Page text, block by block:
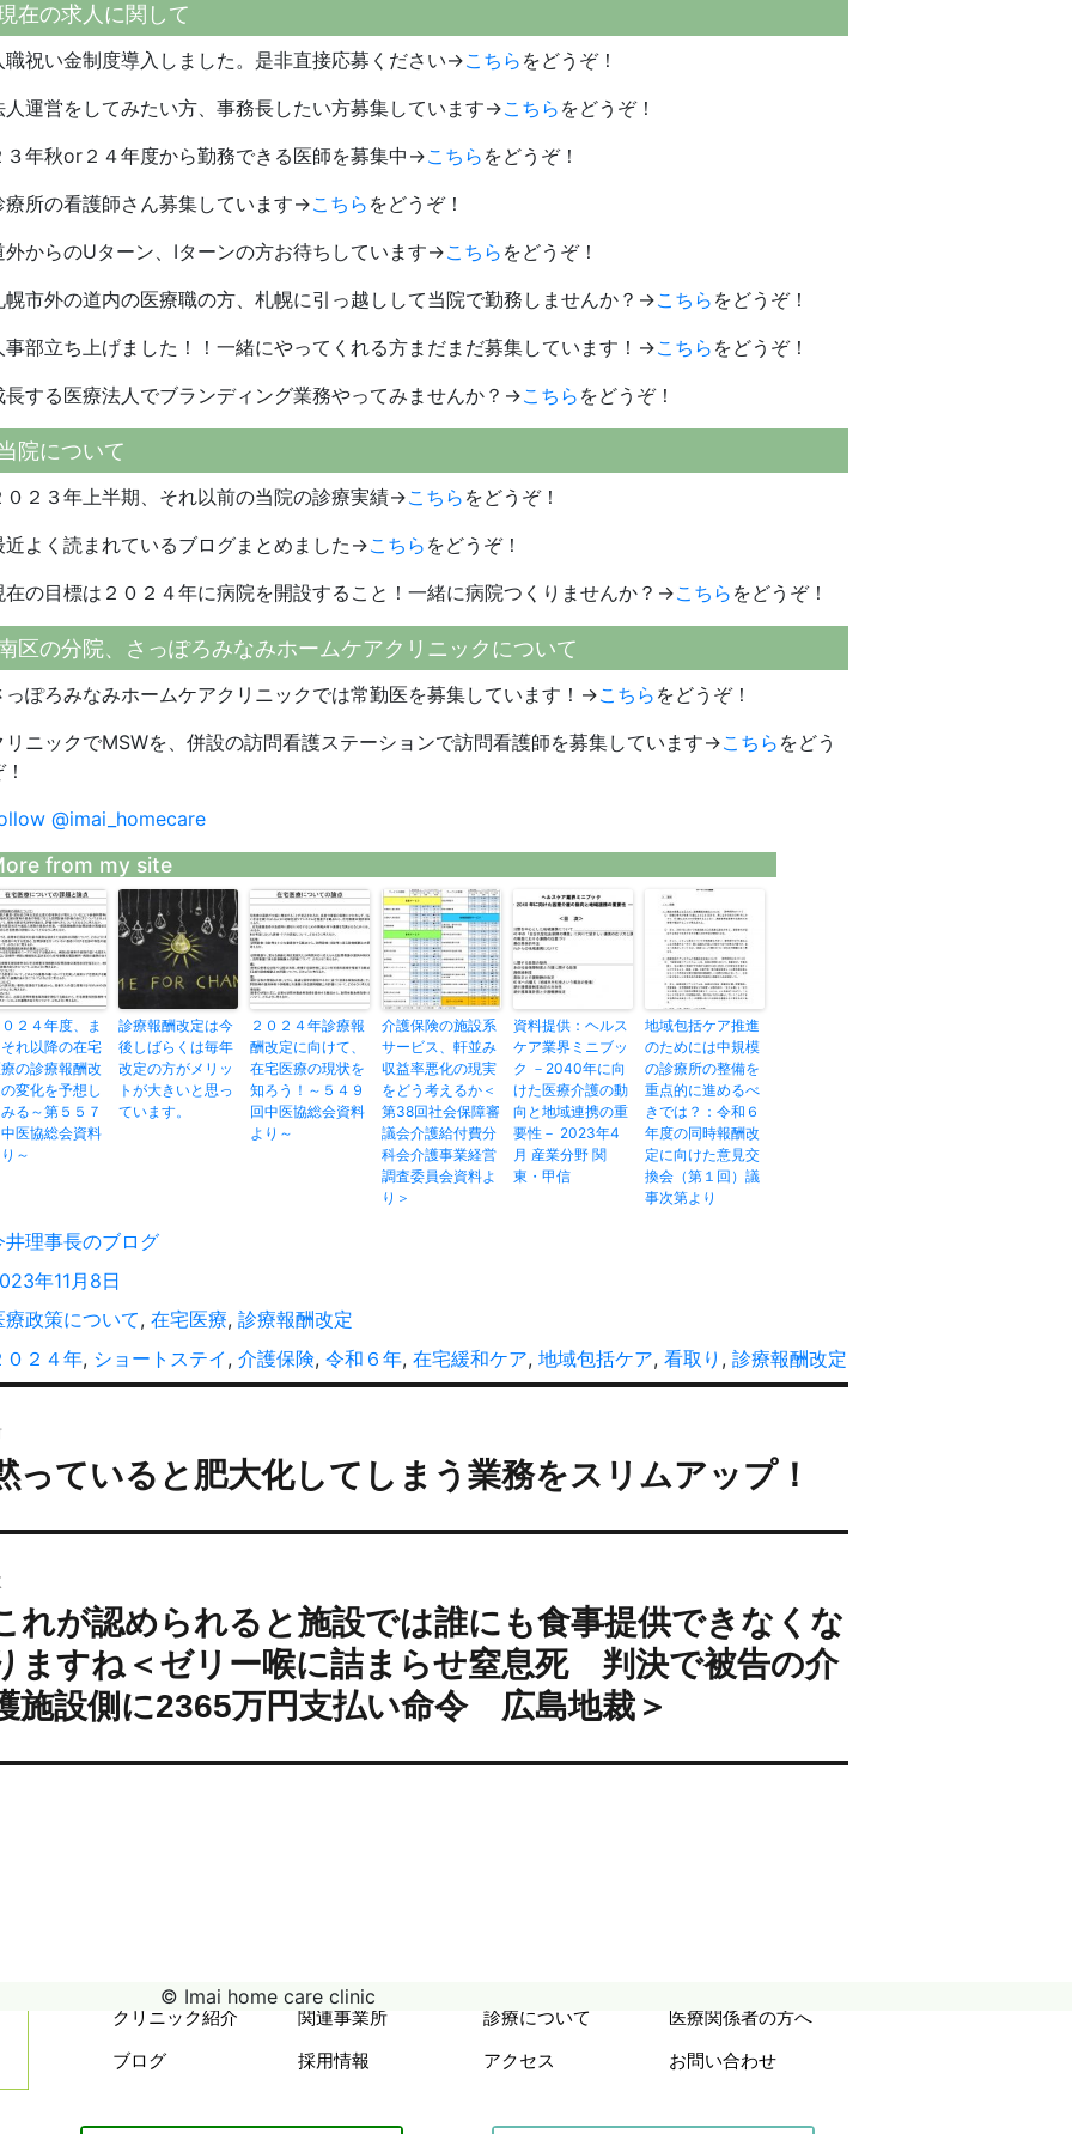
在の求人に関して
職祝い金制度導入しました。是非直接応募ください→こちら をどうぞ！
人運営をしてみたい方、事務長したい方募集しています→こちら をどうぞ！
３年秋or２４年度から勤務できる医師を募集中→こちら をどうぞ！
療所の看護師さん募集しています→こちら をどうぞ！
外からのUターン、Iターンの方お待ちしています→こちら をどうぞ！
幌市外の道内の医療職の方、札幌に引っ越しして当院で勤務しませんか？→こちら をどうぞ！
事部立ち上げました！！一緒にやってくれる方まだまだ募集しています！→こちら をどうぞ！
長する医療法人でブランディング業務やってみませんか？→こちら をどうぞ！
院について
０２３年上半期、それ以前の当院の診療実績→こちら をどうぞ！
近よく読まれているブログまとめました→こちら をどうぞ！
在の目標は２０２４年に病院を開設すること！一緒に病院つくりませんか？→こちら をどうぞ！
区の分院、さっぽろみなみホームケアクリニックについて
っぽろみなみホームケアクリニックでは常勤医を募集しています！→こちら をどうぞ！
リニックでMSWを、併設の訪問看護ステーションで訪問看護師を募集しています→こちら をどう
@imai_homecare
from my site
２４年度、ま
れ以降の在宅
の診療報酬改
変化を予想し
る～第５５７
医協総会資料
～
診療報酬改定は今
後しばらくは毎年
改定の方がメリッ
トが大きいと思っ
ています。
２０２４年診療報
酬改定に向けて、
在宅医療の現状を
知ろう！～５４９
回中医協総会資料
より～
介護保険の施設系
サービス、軒並み
収益率悪化の現実
をどう考えるか＜
第38回社会保障審
議会介護給付費分
科会介護事業経営
調査委員会資料よ
り＞
資料提供：ヘルス
ケア業界ミニブッ
ク －2040年に向
けた医療介護の動
向と地域連携の重
要性－ 2023年4
月 産業分野 関
東・甲信
地域包括ケア推進
のためには中規模
の診療所の整備を
重点的に進めるべ
きでは？：令和６
年度の同時報酬改
定に向けた意見交
換会（第１回）議
事次第より
井理事長のブログ
年11月8日
療政策について, 在宅医療, 診療報酬改定
０２４年, ショートステイ , 介護保険, 令和６年, 在宅緩和ケア, 地域包括ケア, 看取り , 診療報酬改定
っていると肥大化してしまう業務をスリムアップ！
:
れが認められると施設では誰にも食事提供できなくな
ますね＜ゼリー喉に詰まらせ窒息死 判決で被告の介
施設側に2365万円支払い命令 広島地裁＞
クリニック紹介 関連事業所 診療について
医療関係者の方へ
ブログ
採用情報 アクセス お問い合わせ
© Imai home care clinic